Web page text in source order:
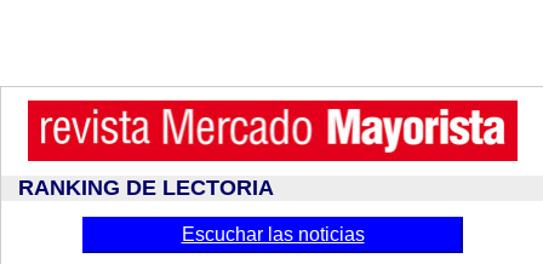
RANKING DE LECTORIA
Escuchar las noticias